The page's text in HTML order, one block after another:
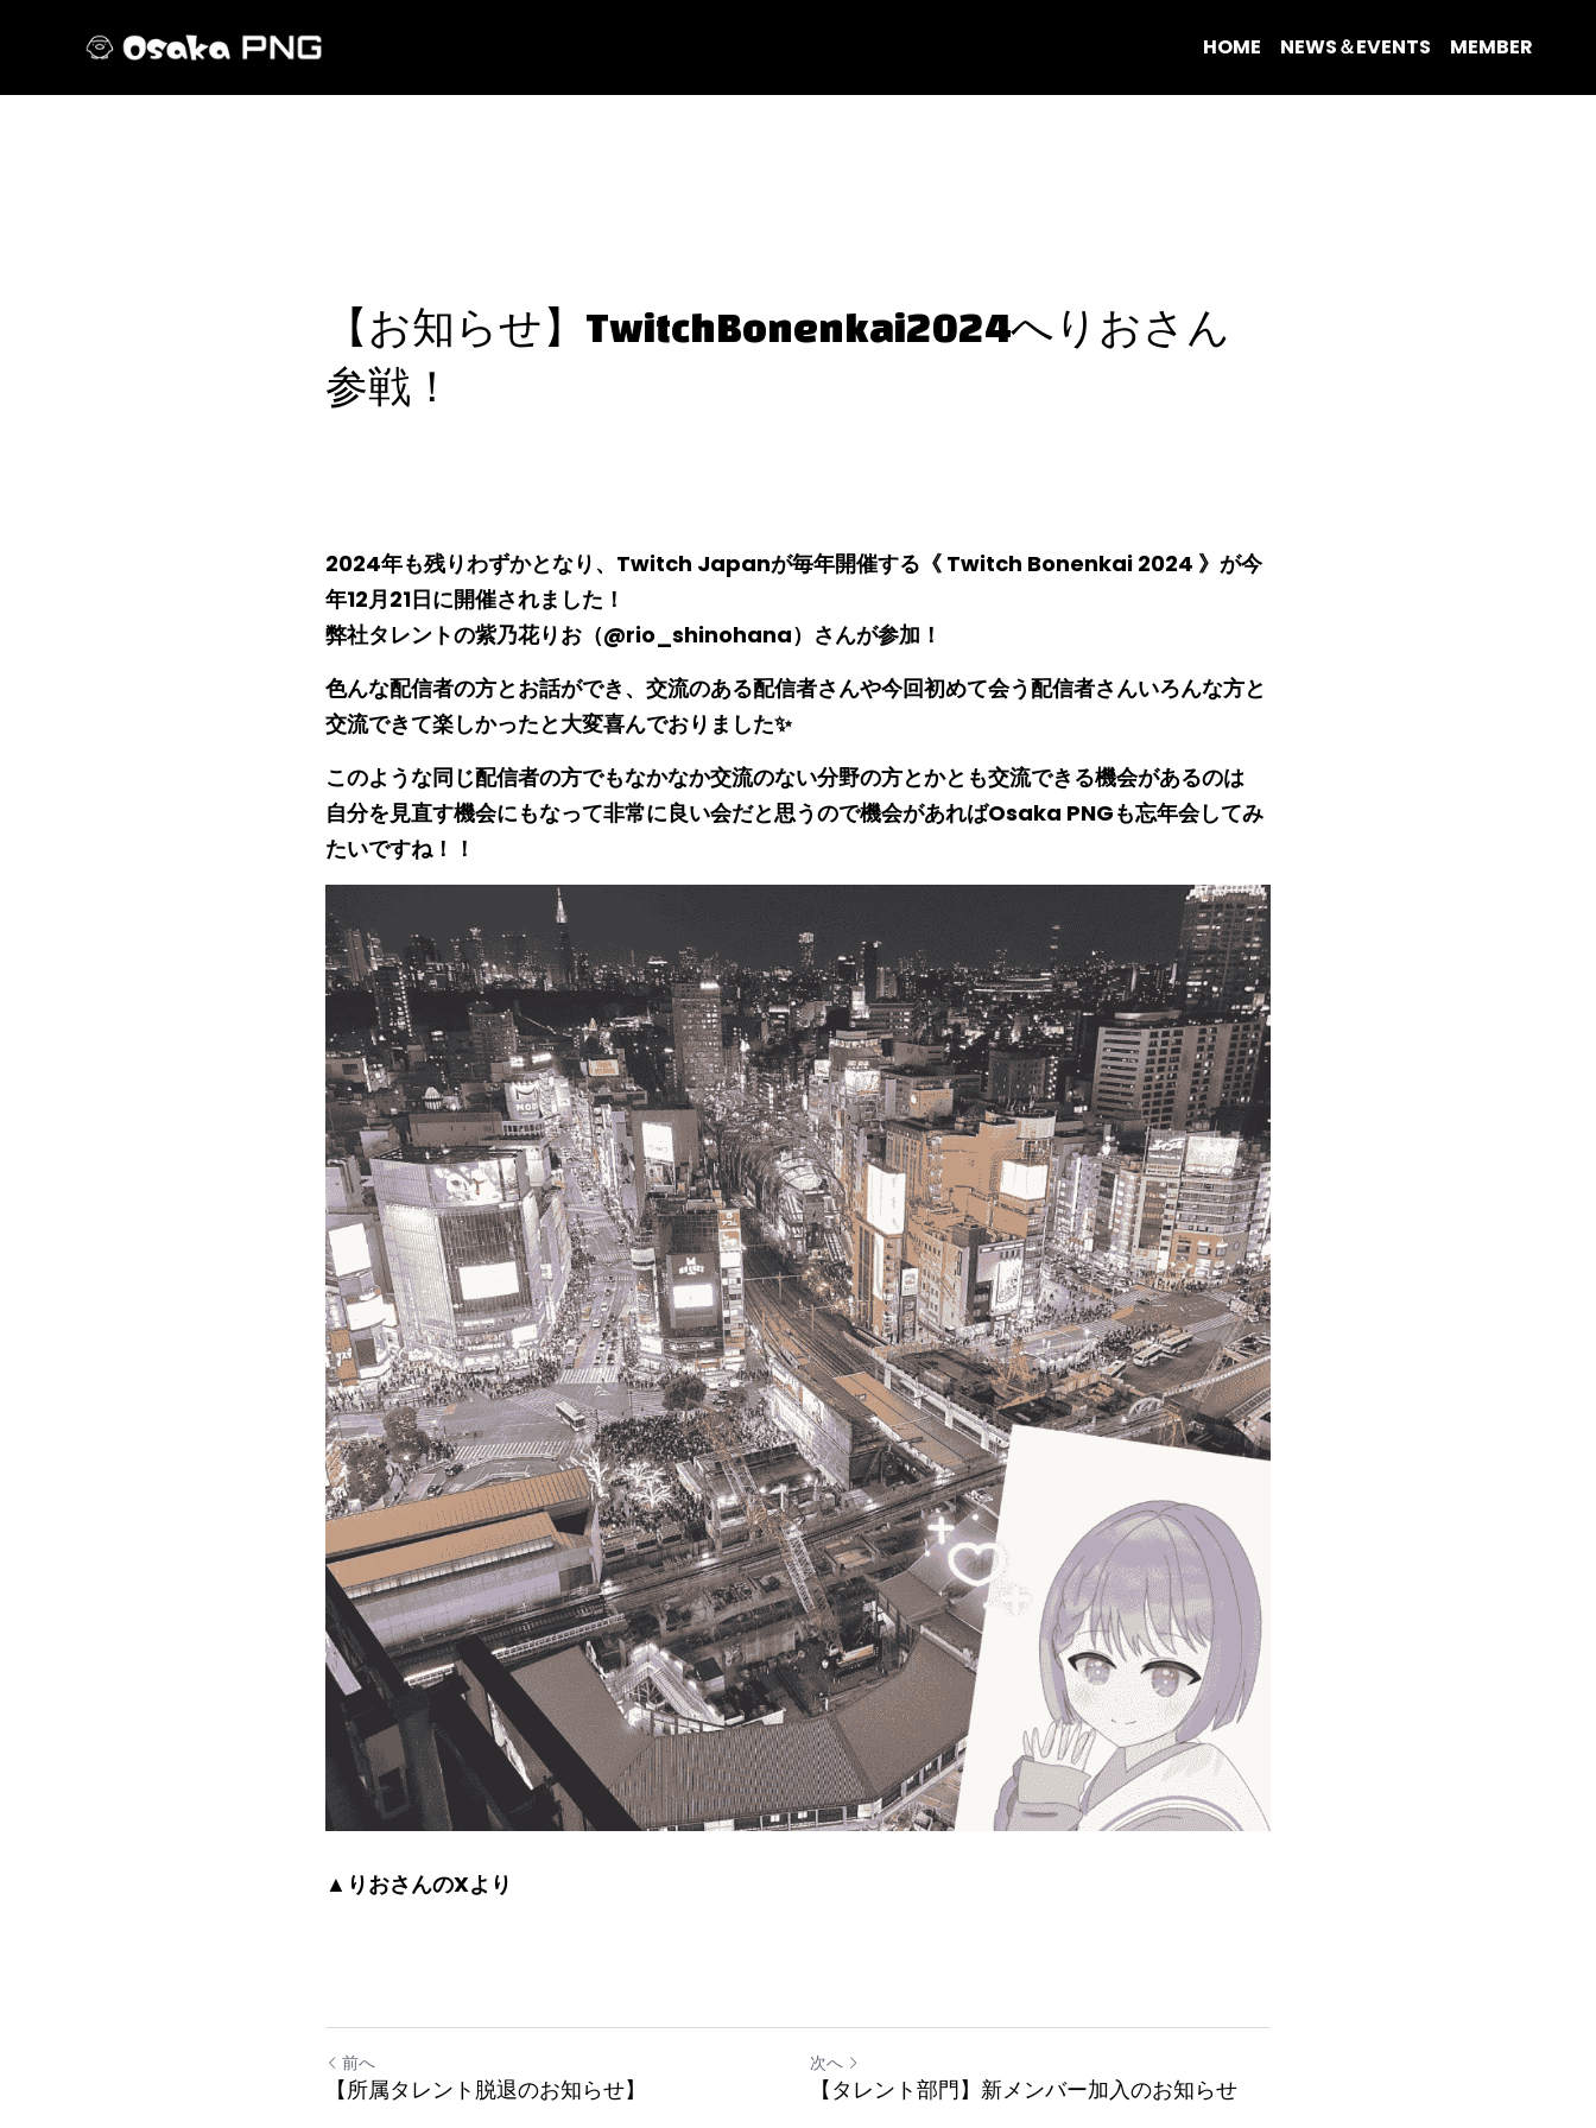
HOME NEWS＆EVENTS MEMBER
【お知らせ】TwitchBonenkai2024へりおさん
参戦！
2024年も残りわずかとなり、Twitch Japanが毎年開催する《 Twitch Bonenkai 2024 》が今
年12月21日に開催されました！
弊社タレントの紫乃花りお（@rio_shinohana）さんが参加！
色んな配信者の方とお話ができ、交流のある配信者さんや今回初めて会う配信者さんいろんな方と
交流できて楽しかったと大変喜んでおりました✨
このような同じ配信者の方でもなかなか交流のない分野の方とかとも交流できる機会があるのは
自分を見直す機会にもなって非常に良い会だと思うので機会があればOsaka PNGも忘年会してみ
たいですね！！
▲りおさんのXより
前へ
【所属タレント脱退のお知らせ】
次へ
【タレント部門】新メンバー加入のお知らせ